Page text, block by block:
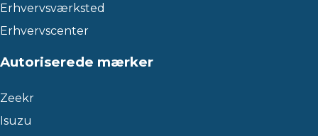
Erhvervsværksted
Erhvervscenter
Autoriserede mærker
Zeekr
Isuzu